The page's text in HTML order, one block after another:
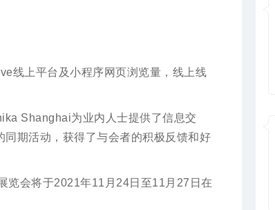
线上平台及小程序网页浏览量，线上线
Shanghai为业内人士提供了信息交
期活动，获得了与会者的积极反馈和好
览会将于2021年11月24日至11月27日在